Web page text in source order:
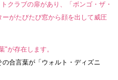
クラブの扉があり、「ボンゴ・ザ・
がたびたび窓から顔を出して威圧
"が存在します。
合言葉が「ウォルト・ディズニ